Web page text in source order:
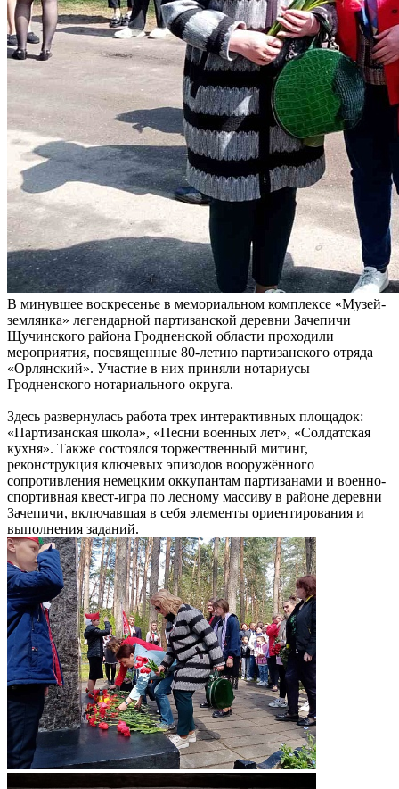
В минувшее воскресенье в мемориальном комплексе «Музей-
землянка» легендарной партизанской деревни Зачепичи
Щучинского района Гродненской области проходили
мероприятия, посвященные 80-летию партизанского отряда
«Орлянский». Участие в них приняли нотариусы
Гродненского нотариального округа.
Здесь развернулась работа трех интерактивных площадок:
«Партизанская школа», «Песни военных лет», «Солдатская
кухня». Также состоялся торжественный митинг,
реконструкция ключевых эпизодов вооружённого
сопротивления немецким оккупантам партизанами и военно-
спортивная квест-игра по лесному массиву в районе деревни
Зачепичи, включавшая в себя элементы ориентирования и
выполнения заданий.